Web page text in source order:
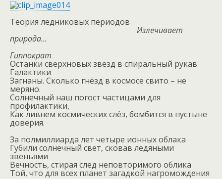
Теория ледниковых периодов
Излечивает
природа…
Гиппократ
Останки сверхновых звёзд в спиральный рукав
Галактики
Загнаны. Сколько гнёзд в космосе свито – не
меряно.
Солнечный наш погост частицами для
профилактики,
Как ливнем космических слёз, бомбится в пустыне
доверия.
За полмиллиарда лет четыре ионных облака
Губили солнечный свет, сковав ледяными
звеньями
Вечность, стирая след неповторимого облика
Той, что для всех планет загадкой нагромождения